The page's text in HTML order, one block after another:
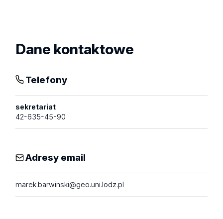
Dane kontaktowe
Telefony
sekretariat
42-635-45-90
Adresy email
marek.barwinski@geo.uni.lodz.pl